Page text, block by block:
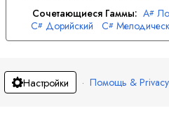
Сочетающиеся Гаммы: A#
C# Дорийский C#
G# Минор G#
Настройки · Помощь & Privacy